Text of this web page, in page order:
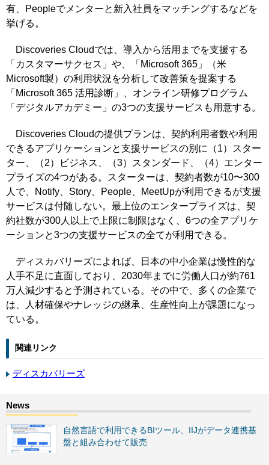
有、Peopleでメンターと新入社員をマッチングするなどを
挙げる。
Discoveries Cloudでは、導入から活用までを支援する
「カスタマーサクセス」や、「Microsoft 365」（米
Microsoft製）の利用状況を分析して改善策を提案する
「Microsoft 365 活用診断」、オンライン研修プログラム
「デジタルアカデミー」の3つの支援サービスも用意する。
Discoveries Cloudの提供プランは、契約利用者数や利用
できるアプリケーションと支援サービスの別に（1）スター
ター、（2）ビジネス、（3）スタンダード、（4）エンター
プライズの4つがある。スターターは、契約者数が10〜300
人で、Notify、Story、People、MeetUpが利用できるが支援
サービスは付随しない。最上位のエンタープライズは、契
約社数が300人以上で上限に制限はなく、6つの全アプリケ
ーションと3つの支援サービスの全てが利用できる。
ディスカバリーズによれば、日本の中小企業は慢性的な
人手不足に直面しており、2030年までに労働人口が約761
万人減少すると予測されている。その中で、多くの企業で
は、人材確保やナレッジの継承、生産性向上が課題になっ
ている。
関連リンク
ディスカバリーズ
自然言語で利用できるBIツール、IIJがデータ連携基
盤と組み合わせて販売